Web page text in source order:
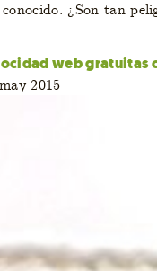
¿Son tan
web gratuitas
2015